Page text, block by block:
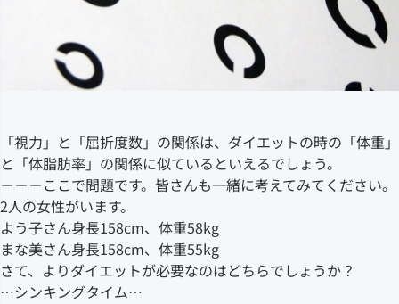
「視力」と「屈折度数」の関係は、ダイエットの時の「体重」
と「体脂肪率」の関係に似ているといえるでしょう。
－－－ここで問題です。皆さんも一緒に考えてみてください。
2人の女性がいます。
よう子さん身長158cm、体重58kg
まな美さん身長158cm、体重55kg
さて、よりダイエットが必要なのはどちらでしょうか？
…シンキングタイム…